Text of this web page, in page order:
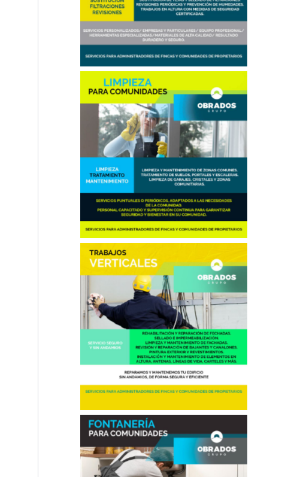
Limpieza en Comunidades
Trabajos Verticales